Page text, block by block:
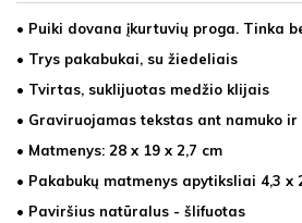
• Puiki dovana įkurtuvių proga. Tinka
• Trys pakabukai, su žiedeliais
• Tvirtas, suklijuotas medžio klijais
• Graviruojamas tekstas ant namuko ir
• Matmenys: 28 x 19 x 2,7 cm
• Pakabukų matmenys apytiksliai 4,3 x
• Paviršius natūralus - šlifuotas